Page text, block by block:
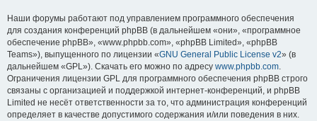
Наши форумы работают под управлением программного обеспечения
для создания конференций phpBB (в дальнейшем «они», «программное
обеспечение phpBB», «www.phpbb.com», «phpBB Limited», «phpBB
Teams»), выпущенного по лицензии «GNU General Public License v2» (в
дальнейшем «GPL»). Скачать его можно по адресу www.phpbb.com.
Ограничения лицензии GPL для программного обеспечения phpBB строго
связаны с организацией и поддержкой интернет-конференций, и phpBB
Limited не несёт ответственности за то, что администрация конференций
определяет в качестве допустимого содержания и/или поведения в них.